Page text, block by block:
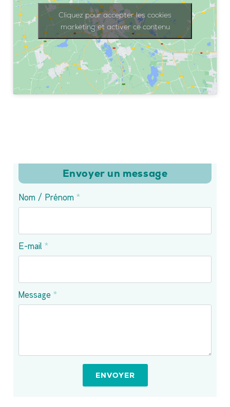
Cliquez pour accepter les cookies
marketing et activer ce contenu
Envoyer un message
Nom / Prénom *
E-mail *
Message *
ENVOYER